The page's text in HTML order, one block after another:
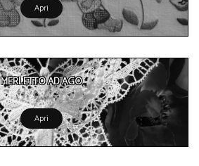
Apri
MERLETTO AD AGO
Apri